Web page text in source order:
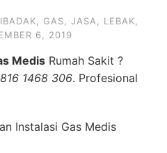
GAS JASA LEBAK
6, 2019
Medis Rumah Sakit ?
1468 306. Profesional
Instalasi Gas Medis